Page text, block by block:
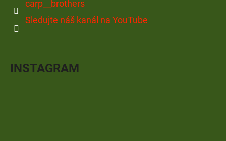
carp__brothers
Sledujte náš kanál na YouTube
INSTAGRAM